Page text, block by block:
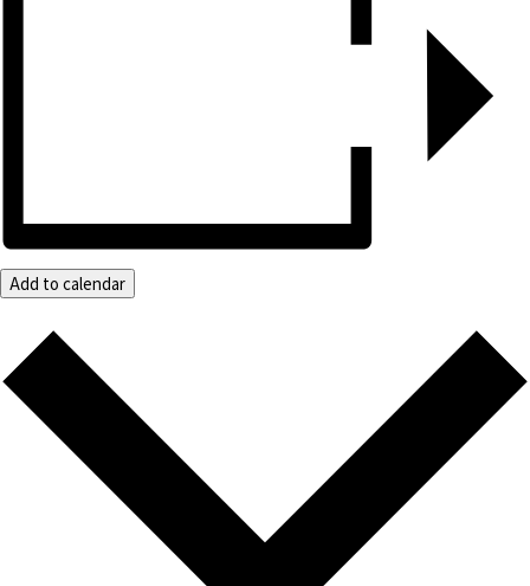
Add to calendar